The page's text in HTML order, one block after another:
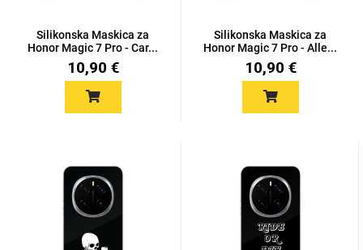
Silikonska Maskica za
Honor Magic 7 Pro - Car...
10,90 €
Silikonska Maskica za
Honor Magic 7 Pro - Alle...
10,90 €